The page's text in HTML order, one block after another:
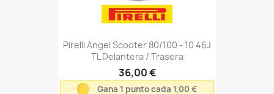
Pirelli Angel Scooter 80/100 - 10 46J
TL Delantera / Trasera
36,00 €
Gana 1 punto cada 1,00 €